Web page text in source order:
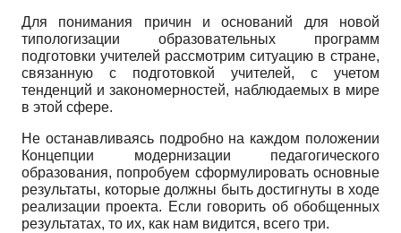
Для понимания причин и оснований для новой
типологизации образовательных программ
подготовки учителей рассмотрим ситуацию в стране,
связанную с подготовкой учителей, с учетом
тенденций и закономерностей, наблюдаемых в мире
в этой сфере.
Не останавливаясь подробно на каждом положении
Концепции модернизации педагогического
образования, попробуем сформулировать основные
результаты, которые должны быть достигнуты в ходе
реализации проекта. Если говорить об обобщенных
результатах, то их, как нам видится, всего три.